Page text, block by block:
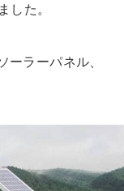
した。
ラーパネル、